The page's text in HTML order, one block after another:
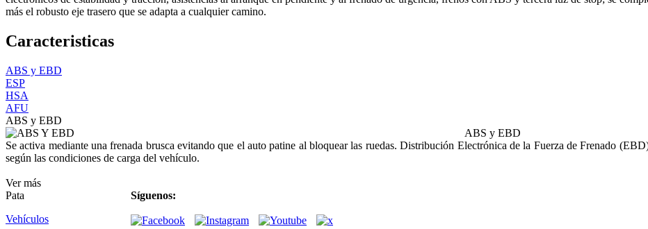
más el robusto eje trasero que se adapta a cualquier camino.
Caracteristicas
ABS y EBD
ESP
HSA
AFU
ABS y EBD
ABS y EBD
Se activa mediante una frenada brusca evitando que el auto patine al bloquear las ruedas. Distribución Electrónica de la Fuerza de Frenado
según las condiciones de carga del vehículo.
Ver más
Pata
Vehículos
Síguenos: